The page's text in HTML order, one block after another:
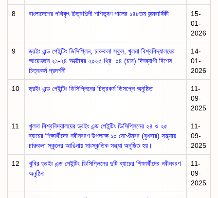
8 বাংলাদেশের পথিকৃৎ চিত্রশিল্পী শশিভূষণ পালের ১৪৮তম জন্মবার্ষিকী
15-
01-
2026
9
ড্রইং এন্ড পেইন্টিং ডিসিপ্লিন, চারুকলা স্কুল, খুলনা বিশ্ববিদ্যালয়ের
আয়োজনে ২১-২৪ অক্টোবর ২০২৫ খ্রি. ০৪ (চার) দিনব্যাপী বিশেষ
চিত্রকর্ম প্রদর্শনী
14-
01-
2026
10 ড্রইং এন্ড পেইন্টিং ডিসিপ্লিনের চিত্রকর্ম ডিসপ্লে অনুষ্ঠিত
11-
09-
2025
11
খুলনা বিশ্ববিদ্যালয়ের ড্রইং এন্ড পেইন্টিং ডিসিপ্লিনের ২৪ ও ২৫
ব্যাচের শিক্ষার্থীদের নবীনবরণ উপলক্ষে ১০ সেপ্টেম্বর (বুধবার) সন্ধ্যায়
চারুকলা স্কুলের আঙিনায় সাংস্কৃতিক সন্ধ্যা অনুষ্ঠিত হয়।
11-
09-
2025
12
খুবির ড্রইং এন্ড পেইন্টিং ডিসিপ্লিনের দুটি ব্যাচের শিক্ষার্থীদের নবীনবরণ
অনুষ্ঠিত
11-
09-
2025